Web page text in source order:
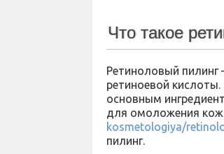
Что такое
Ретиноловый
ретиноевой кислоты.
основным
для омоложения
kosmetologiya/
пилинг.